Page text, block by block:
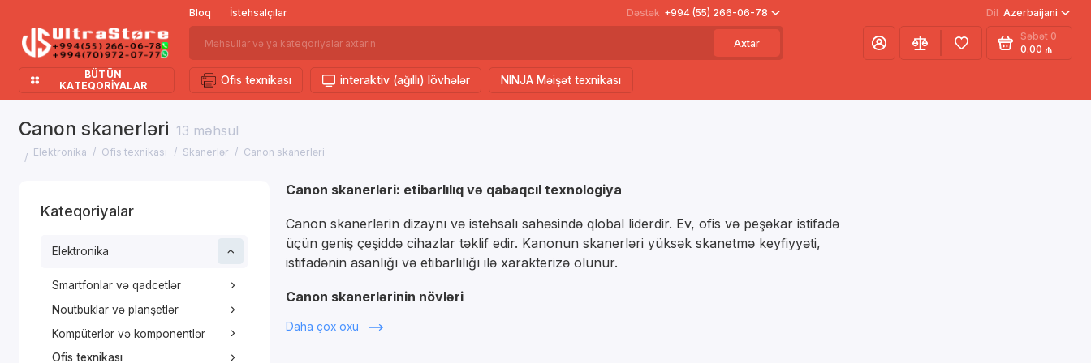
Bloq İstehsalçılar Dəstək +994 (55) 266-06-78 Dil Azerbaijani
Axtar
Səbət 0
0.00 ₼
BÜTÜN
KATEQORIYALAR
Ofis texnikası interaktiv (ağıllı) lövhələr NINJA Məişət texnikası
Canon skanerləri 13 məhsul
Elektronika Ofis texnikası Skanerlər Canon skanerləri
Kateqoriyalar
Elektronika
Smartfonlar və qadcetlər
Noutbuklar və planşetlər
Kompüterlər və komponentlər
Ofis texnikası
Canon skanerləri: etibarlılıq və qabaqcıl texnologiya
Canon skanerlərin dizaynı və istehsalı sahəsində qlobal liderdir. Ev, ofis və peşəkar istifadə
üçün geniş çeşiddə cihazlar təklif edir. Kanonun skanerləri yüksək skanetmə keyfiyyəti,
istifadənin asanlığı və etibarlılığı ilə xarakterizə olunur.
Canon skanerlərinin növləri
Düzbucaqlı skanerlər:
Daha çox oxu